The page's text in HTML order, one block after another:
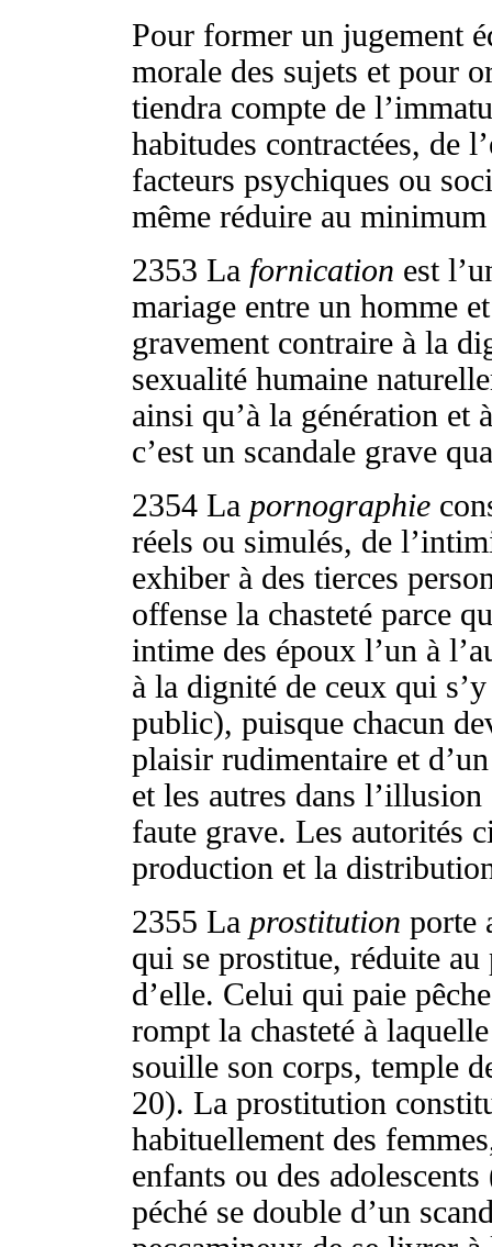
Pour former un jugement
morale des sujets et pour
tiendra compte de
habitudes contractées, de
facteurs psychiques ou
même réduire au
2353 La fornication est
mariage entre un homme
gravement contraire à la
sexualité humaine
ainsi qu’à la génération et
c’est un scandale grave
2354 La pornographie
réels ou simulés, de
exhiber à des tierces
offense la chasteté parce
intime des époux l’un à
à la dignité de ceux qui
public), puisque chacun
plaisir rudimentaire et
et les autres dans
faute grave. Les autorités
production et la
2355 La prostitution porte
qui se prostitue, réduite
d’elle. Celui qui paie
rompt la chasteté à
souille son corps, temple
20). La prostitution
habituellement des
enfants ou des
péché se double d’un